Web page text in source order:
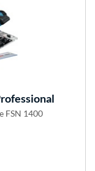
FSN 1400